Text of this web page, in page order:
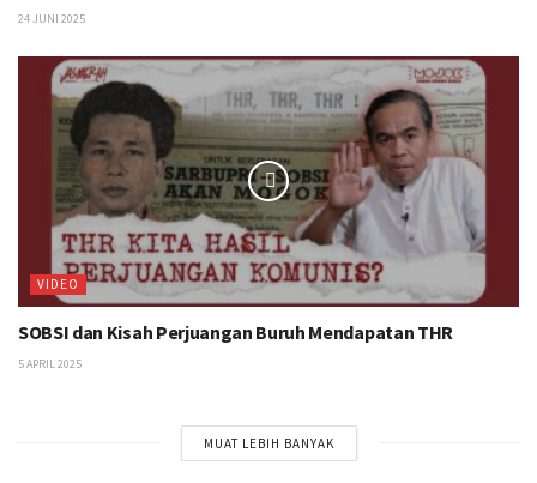
24 JUNI 2025
VIDEO
SOBSI dan Kisah Perjuangan Buruh Mendapatan THR
5 APRIL 2025
MUAT LEBIH BANYAK